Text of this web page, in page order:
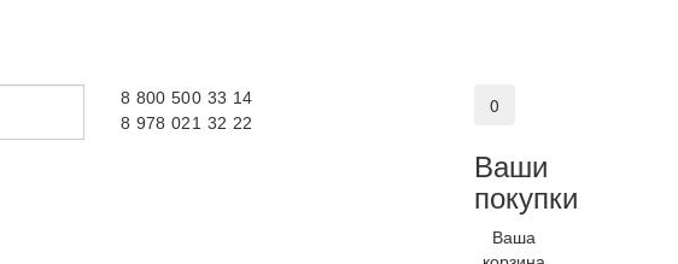
8 800 500 33 14
8 978 021 32 22
0
Ваши
покупки
Ваша